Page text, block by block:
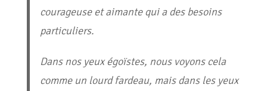
courageuse et aimante qui a des besoins
particuliers.
Dans nos yeux égoïstes, nous voyons cela
comme un lourd fardeau, mais dans les yeux